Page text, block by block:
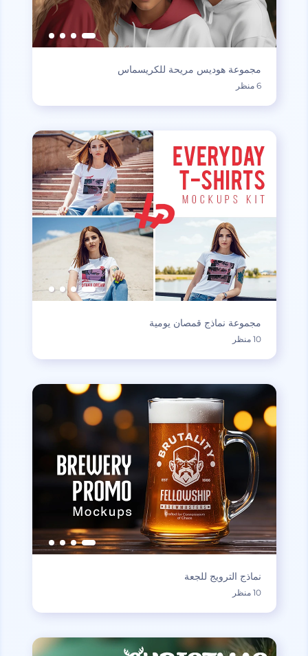
مجموعة هوديس مريحة للكريسماس
6 منظر
مجموعة نماذج قمصان يومية
10 منظر
نماذج الترويج للجعة
10 منظر